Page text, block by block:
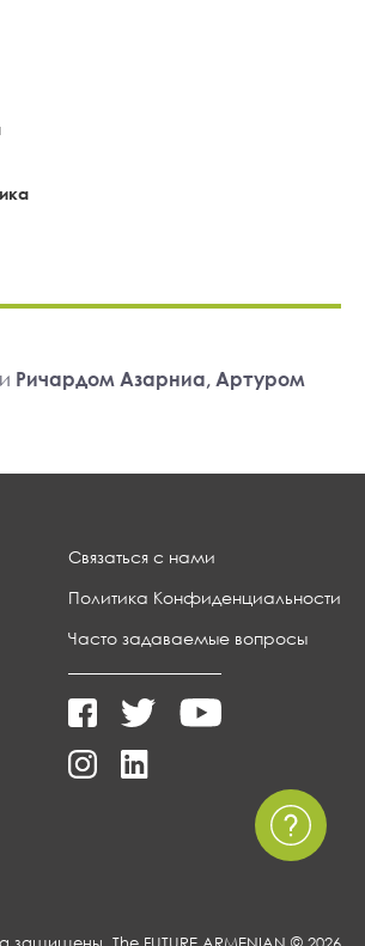
Ричардом Азарниа, Артуром
Связаться с нами
Политика Конфиденциальности
Часто задаваемые вопросы